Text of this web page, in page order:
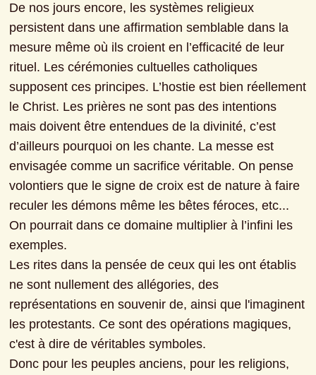
De nos jours encore, les systèmes religieux
persistent dans une affirmation semblable dans la
mesure même où ils croient en l’efficacité de leur
rituel. Les cérémonies cultuelles catholiques
supposent ces principes. L’hostie est bien réellement
le Christ. Les prières ne sont pas des intentions
mais doivent être entendues de la divinité, c’est
d’ailleurs pourquoi on les chante. La messe est
envisagée comme un sacrifice véritable. On pense
volontiers que le signe de croix est de nature à faire
reculer les démons même les bêtes féroces, etc...
On pourrait dans ce domaine multiplier à l’infini les
exemples.
Les rites dans la pensée de ceux qui les ont établis
ne sont nullement des allégories, des
représentations en souvenir de, ainsi que l'imaginent
les protestants. Ce sont des opérations magiques,
c'est à dire de véritables symboles.
Donc pour les peuples anciens, pour les religions,